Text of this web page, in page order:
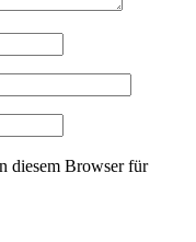
diesem Browser für